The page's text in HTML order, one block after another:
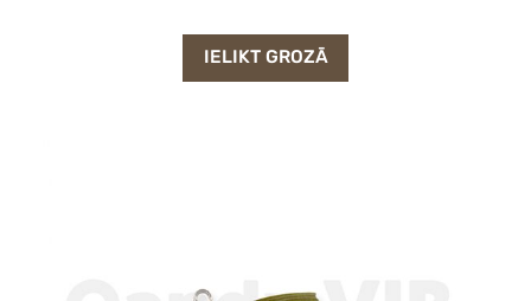
IELIKT GROZĀ